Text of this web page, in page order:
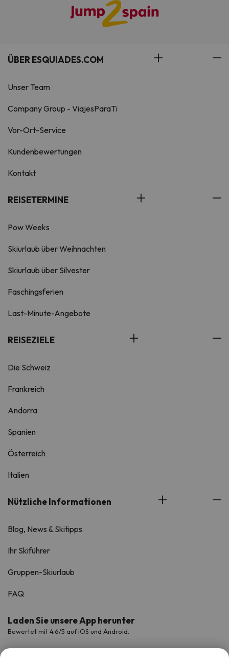
ÜBER ESQUIADES.COM
Unser Team
Company Group - ViajesParaTi
Vor-Ort-Service
Kundenbewertungen
Kontakt
REISETERMINE
Pow Weeks
Skiurlaub über Weihnachten
Skiurlaub über Silvester
Faschingsferien
Last-Minute-Angebote
REISEZIELE
Die Schweiz
Frankreich
Andorra
Spanien
Österreich
Italien
Nützliche Informationen
Blog, News & Skitipps
Ihr Skiführer
Gruppen-Skiurlaub
FAQ
Laden Sie unsere App herunter
Bewertet mit 4.6/5 auf iOS und Android.